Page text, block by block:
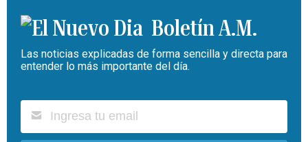
Boletín A.M.
Las noticias explicadas de forma sencilla y directa para
entender lo más importante del día.